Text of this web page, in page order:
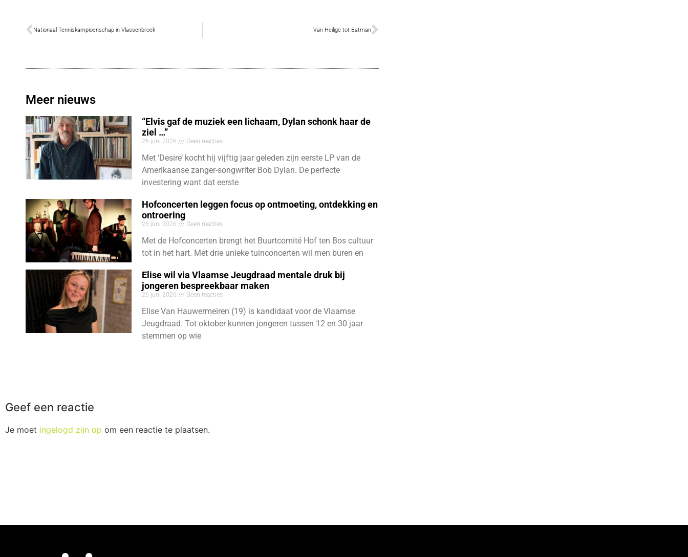
Nationaal Tenniskampioenschap in Vlassenbroek Van Heilige tot Batman
Meer nieuws
“Elvis gaf de muziek een lichaam, Dylan schonk haar de
ziel …”
26 juni 2026 Geen reacties
Met ‘Desire’ kocht hij vijftig jaar geleden zijn eerste LP van de
Amerikaanse zanger-songwriter Bob Dylan. De perfecte
investering want dat eerste
Hofconcerten leggen focus op ontmoeting, ontdekking en
ontroering
26 juni 2026 Geen reacties
Met de Hofconcerten brengt het Buurtcomité Hof ten Bos cultuur
tot in het hart. Met drie unieke tuinconcerten wil men buren en
Elise wil via Vlaamse Jeugdraad mentale druk bij
jongeren bespreekbaar maken
26 juni 2026 Geen reacties
Elise Van Hauwermeiren (19) is kandidaat voor de Vlaamse
Jeugdraad. Tot oktober kunnen jongeren tussen 12 en 30 jaar
stemmen op wie
Geef een reactie
Je moet ingelogd zijn op om een reactie te plaatsen.